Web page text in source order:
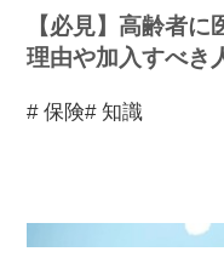
【必見】高齢者
理由や加入すべき
# 保険# 知識